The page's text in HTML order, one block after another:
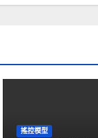
搖控模型